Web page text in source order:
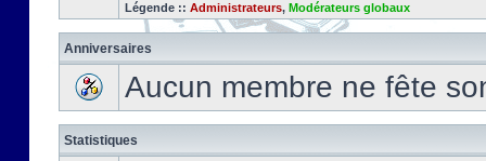
Légende :: Administrateurs, Modérateurs globaux
Anniversaires
Aucun membre ne fête
Statistiques